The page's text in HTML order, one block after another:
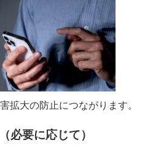
拡大の防止につながります。
必要に応じて）